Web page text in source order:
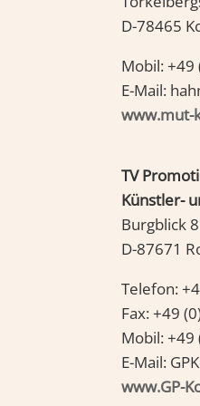
D-78465
Mobil:
E-Mail:
www.mut-
TV
Künstler-
Burgblick 8
D-87671
Telefon:
Fax: +49
Mobil:
E-Mail:
www.GP-